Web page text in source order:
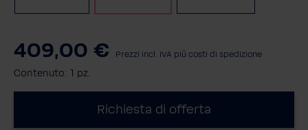
409,00 € Prezzi incl. IVA più costi di spedizione
Contenuto: 1 pz.
Richiesta di offerta